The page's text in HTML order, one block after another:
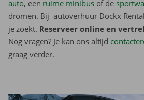
auto, een ruime minibus of de
dromen. Bij autoverhuur Dockx
je zoekt. Reserveer online en
Nog vragen? Je kan ons altijd
graag verder.